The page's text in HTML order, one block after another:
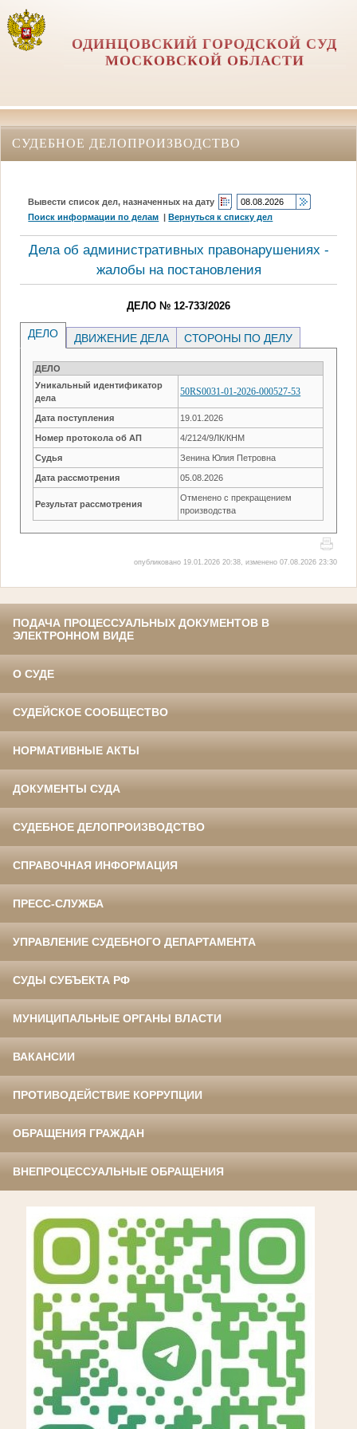
ОДИНЦОВСКИЙ ГОРОДСКОЙ СУД
МОСКОВСКОЙ ОБЛАСТИ
СУДЕБНОЕ ДЕЛОПРОИЗВОДСТВО
Вывести список дел, назначенных на дату
Поиск информации по делам |Вернуться к списку дел
Дела об административных правонарушениях -
жалобы на постановления
ДЕЛО № 12-733/2026
ДЕЛО ДВИЖЕНИЕ ДЕЛА СТОРОНЫ ПО ДЕЛУ
ДЕЛО
Уникальный идентификатор
дела
50RS0031-01-2026-000527-53
Дата поступления 19.01.2026
Номер протокола об АП 4/2124/9ЛК/КНМ
Судья Зенина Юлия Петровна
Дата рассмотрения 05.08.2026
Результат рассмотрения
Отменено с прекращением
производства
опубликовано 19.01.2026 20:38, изменено 07.08.2026 23:30
ПОДАЧА ПРОЦЕССУАЛЬНЫХ ДОКУМЕНТОВ В
ЭЛЕКТРОННОМ ВИДЕ
О СУДЕ
СУДЕЙСКОЕ СООБЩЕСТВО
НОРМАТИВНЫЕ АКТЫ
ДОКУМЕНТЫ СУДА
СУДЕБНОЕ ДЕЛОПРОИЗВОДСТВО
СПРАВОЧНАЯ ИНФОРМАЦИЯ
ПРЕСС-СЛУЖБА
УПРАВЛЕНИЕ СУДЕБНОГО ДЕПАРТАМЕНТА
СУДЫ СУБЪЕКТА РФ
МУНИЦИПАЛЬНЫЕ ОРГАНЫ ВЛАСТИ
ВАКАНСИИ
ПРОТИВОДЕЙСТВИЕ КОРРУПЦИИ
ОБРАЩЕНИЯ ГРАЖДАН
ВНЕПРОЦЕССУАЛЬНЫЕ ОБРАЩЕНИЯ